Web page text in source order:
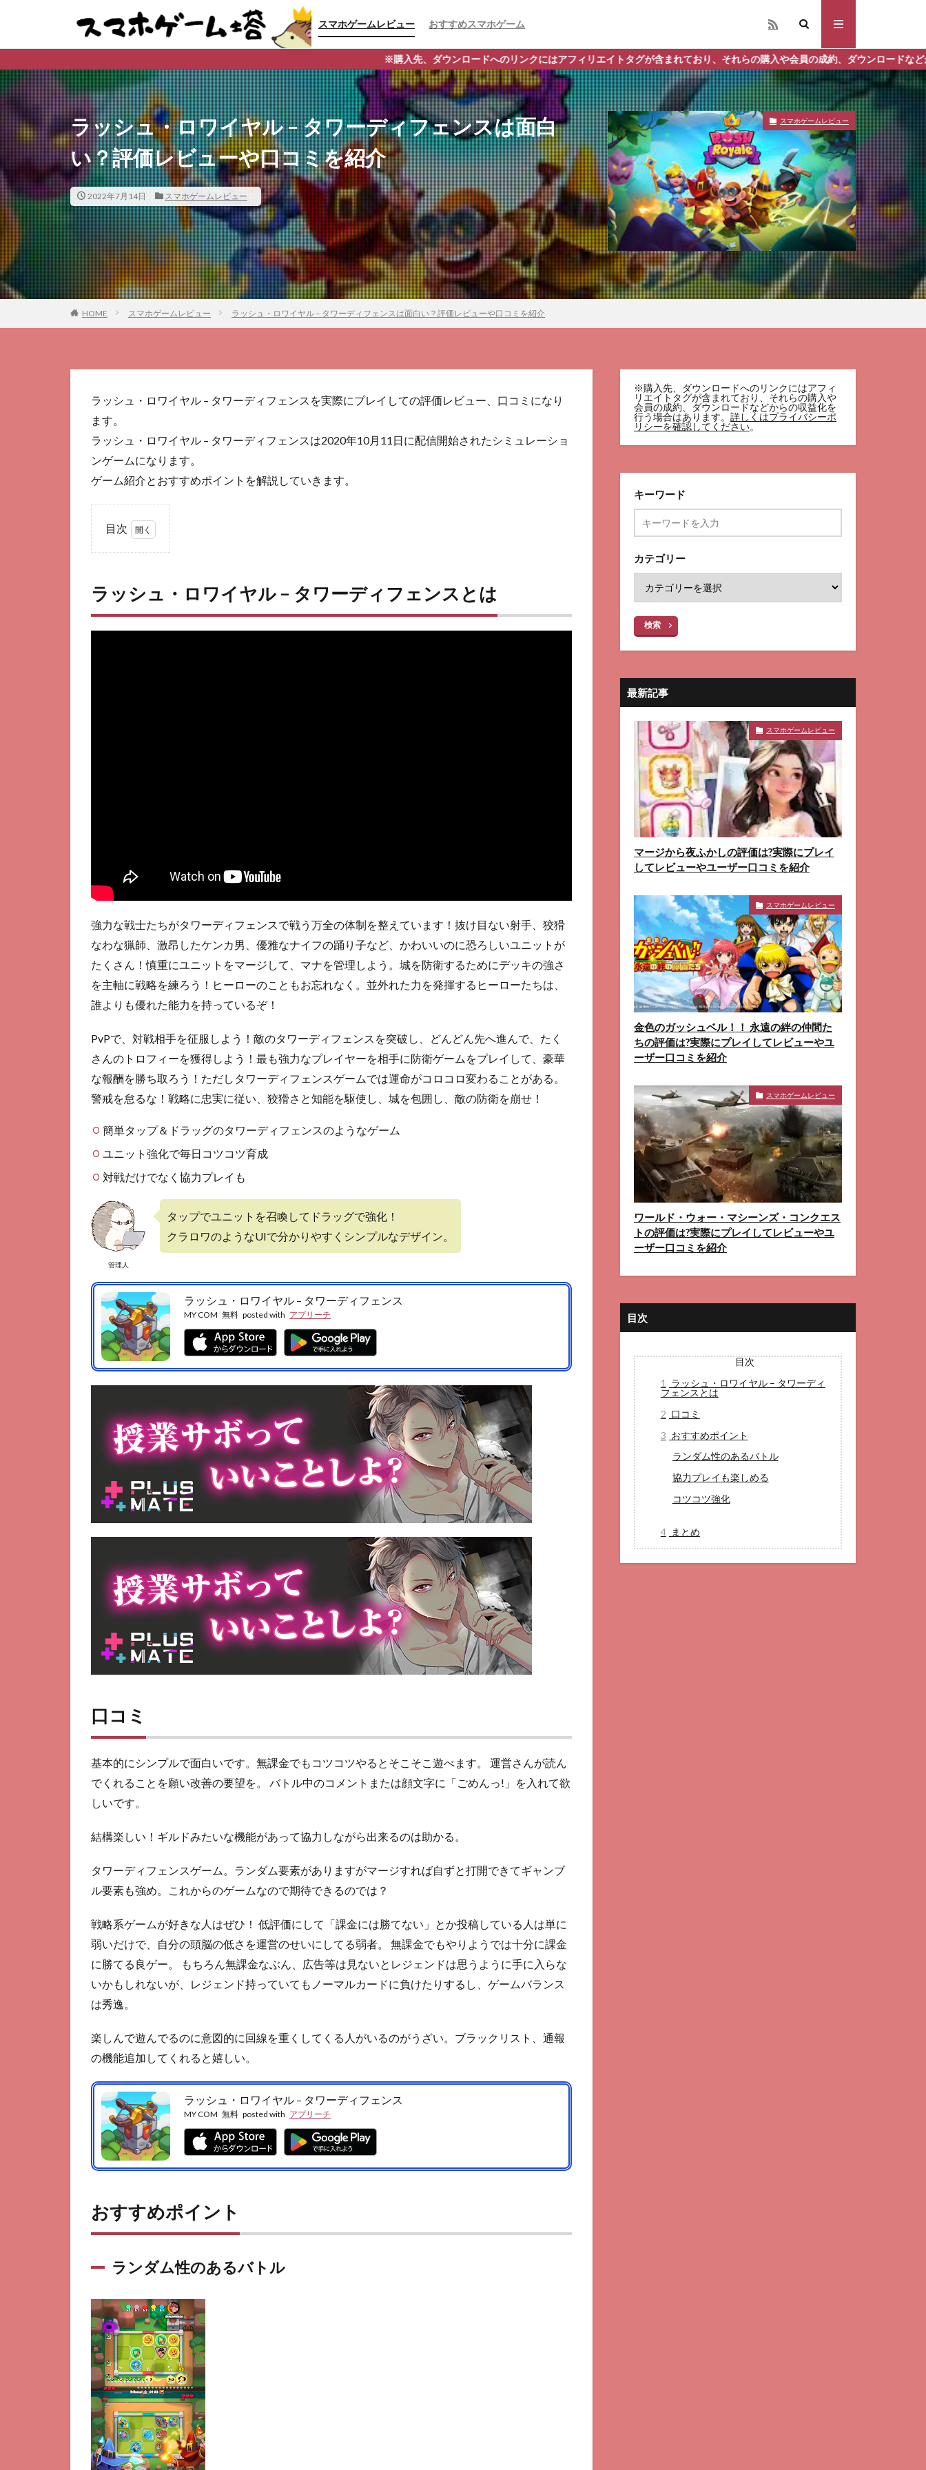
スマホゲームレビュー おすすめスマホゲーム
※購入先、ダウンロードへのリンクにはアフィリエイトタグが含まれており、それらの購入や会員の成約、ダウンロードなどからの収益化を行う場合
ラッシュ・ロワイヤル – タワーディフェンスは面白
い？評価レビューや口コミを紹介
2022年7月14日 スマホゲームレビュー
スマホゲームレビュー
HOME スマホゲームレビュー ラッシュ・ロワイヤル – タワーディフェンスは面白い？評価レビューや口コミを紹介
ラッシュ・ロワイヤル – タワーディフェンスを実際にプレイしての評価レビュー、口コミになり
ます。
ラッシュ・ロワイヤル – タワーディフェンスは2020年10月11日に配信開始されたシミュレーショ
ンゲームになります。
ゲーム紹介とおすすめポイントを解説していきます。
目次
ュ・
ポ
イ
ン
ト
ラン
ダム
性の
バト
ル
協力
プレ
楽し
コツ
強化
4
ま
と
め
ラッシュ・ロワイヤル – タワーディフェンスとは
強力な戦士たちがタワーディフェンスで戦う万全の体制を整えています！抜け目ない射手、狡猾
なわな猟師、激昂したケンカ男、優雅なナイフの踊り子など、かわいいのに恐ろしいユニットが
たくさん！慎重にユニットをマージして、マナを管理しよう。城を防衛するためにデッキの強さ
を主軸に戦略を練ろう！ヒーローのこともお忘れなく。並外れた力を発揮するヒーローたちは、
誰よりも優れた能力を持っているぞ！
PvPで、対戦相手を征服しよう！敵のタワーディフェンスを突破し、どんどん先へ進んで、たく
さんのトロフィーを獲得しよう！最も強力なプレイヤーを相手に防衛ゲームをプレイして、豪華
な報酬を勝ち取ろう！ただしタワーディフェンスゲームでは運命がコロコロ変わることがある。
警戒を怠るな！戦略に忠実に従い、狡猾さと知能を駆使し、城を包囲し、敵の防衛を崩せ！
簡単タップ＆ドラッグのタワーディフェンスのようなゲーム
ユニット強化で毎日コツコツ育成
対戦だけでなく協力プレイも
管理人
タップでユニットを召喚してドラッグで強化！
クラロワのようなUIで分かりやすくシンプルなデザイン。
ラッシュ・ロワイヤル – タワーディフェンス
MY COM 無料 posted with アプリーチ
口コミ
基本的にシンプルで面白いです。無課金でもコツコツやるとそこそこ遊べます。 運営さんが読ん
でくれることを願い改善の要望を。 バトル中のコメントまたは顔文字に「ごめんっ!」を入れて欲
しいです。
結構楽しい！ギルドみたいな機能があって協力しながら出来るのは助かる。
タワーディフェンスゲーム。ランダム要素がありますがマージすれば自ずと打開できてギャンブ
ル要素も強め。これからのゲームなので期待できるのでは？
戦略系ゲームが好きな人はぜひ！ 低評価にして「課金には勝てない」とか投稿している人は単に
弱いだけで、自分の頭脳の低さを運営のせいにしてる弱者。 無課金でもやりようでは十分に課金
に勝てる良ゲー。 もちろん無課金なぶん、広告等は見ないとレジェンドは思うように手に入らな
いかもしれないが、レジェンド持っていてもノーマルカードに負けたりするし、ゲームバランス
は秀逸。
楽しんで遊んでるのに意図的に回線を重くしてくる人がいるのがうざい。ブラックリスト、通報
の機能追加してくれると嬉しい。
ラッシュ・ロワイヤル – タワーディフェンス
MY COM 無料 posted with アプリーチ
おすすめポイント
ランダム性のあるバトル
※購入先、ダウンロードへのリンクにはアフィ
リエイトタグが含まれており、それらの購入や
会員の成約、ダウンロードなどからの収益化を
行う場合はあります。 詳しくはプライバシーポ
リシーを確認してください。
キーワード
カテゴリー
検索
最新記事
スマホゲームレビュー
マージから夜ふかしの評価は?実際にプレイ
してレビューやユーザー口コミを紹介
スマホゲームレビュー
金色のガッシュベル！！ 永遠の絆の仲間た
ちの評価は?実際にプレイしてレビューやユ
ーザー口コミを紹介
スマホゲームレビュー
ワールド・ウォー・マシーンズ・コンクエス
トの評価は?実際にプレイしてレビューやユ
ーザー口コミを紹介
目次
目次
1
ラッシュ・ロワイヤル – タワーディ
フェンスとは
2 口コミ
3 おすすめポイント
ランダム性のあるバトル
協力プレイも楽しめる
コツコツ強化
4 まとめ